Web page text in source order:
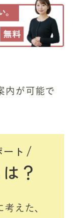
内が可能で
ト
？
えた、